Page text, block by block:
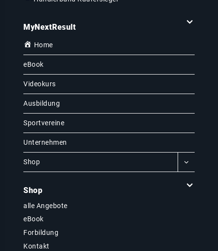
MyNextResult
Home
eBook
Videokurs
Ausbildung
Sportvereine
Unternehmen
Shop
Shop
alle Angebote
eBook
Forbildung
Kontakt